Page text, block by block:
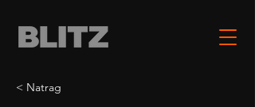
< Natrag